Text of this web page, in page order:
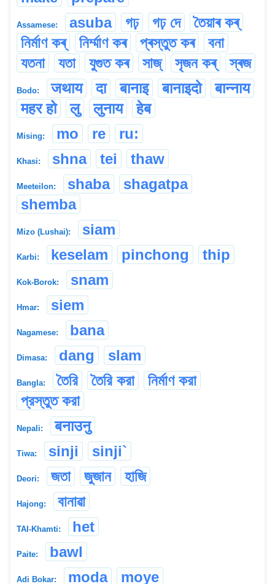
Assamese: asuba গঢ় গঢ় দে
তৈয়াৰ কৰ্
নিৰ্মাণ কৰ্
নিৰ্ম্মাণ কৰ প্ৰস্তুত কৰ
বনা
যতনা
যতা যুগুত কৰ সাজ্ সৃজন কৰ্ স্ৰজ
Bodo: जथाय दा बानाइ बानाइदो
बान्नाय
महर हो
लु लुनाय हेब
Mising: mo re ru:
Khasi: shna tei thaw
Meeteilon: shaba
shagatpa
shemba
Mizo (Lushai): siam
Karbi: keselam pinchong thip
Kok-Borok: snam
Hmar: siem
Nagamese: bana
Dimasa: dang slam
Bangla: তৈরি তৈরি করা
নির্মাণ করা
প্রস্তুত করা
Nepali: बनाउनु
Tiwa: sinji sinji`
Deori: জতা জুজান হাজি
Hajong: বানাৱা
TAI-Khamti: het
Paite: bawl
Adi Bokar: moda moye